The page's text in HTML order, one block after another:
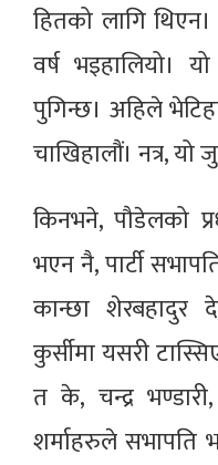
हितको लागि
वर्ष भइहालियो।
पुगिन्छ। अहिले
चाखिहालौं। नत्र,
किनभने, पौडेलको
भएन नै, पार्टी
कान्छा शेरबहादुर
कुर्सीमा यसरी
त के, चन्द्र
शर्माहरुले सभापति